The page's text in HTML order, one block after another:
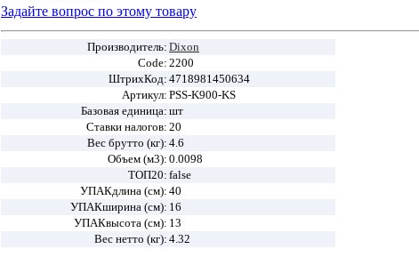
Задайте вопрос по этому товару
Производитель: Dixon
Code: 2200
ШтрихКод: 4718981450634
Артикул: PSS-K900-KS
Базовая единица: шт
Ставки налогов: 20
Вес брутто (кг): 4.6
Объем (м3): 0.0098
ТОП20: false
УПАКдлина (см): 40
УПАКширина (см): 16
УПАКвысота (см): 13
Вес нетто (кг): 4.32